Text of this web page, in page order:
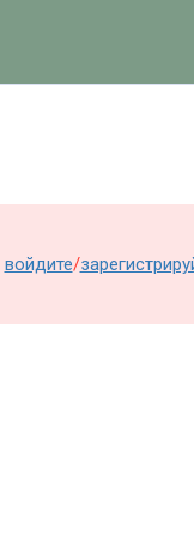
войдите/